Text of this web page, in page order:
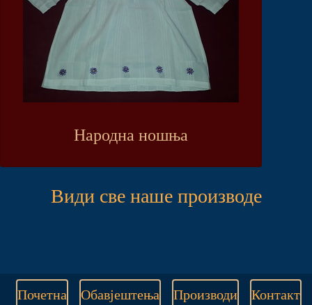
Народна ношња
Види све наше производе
Почетна Обавјештења Производи Контакт